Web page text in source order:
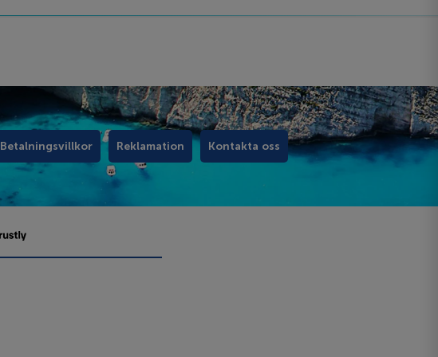
Betalningsvillkor Reklamation Kontakta oss